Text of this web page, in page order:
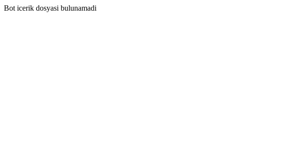
Bot icerik dosyasi bulunamadi